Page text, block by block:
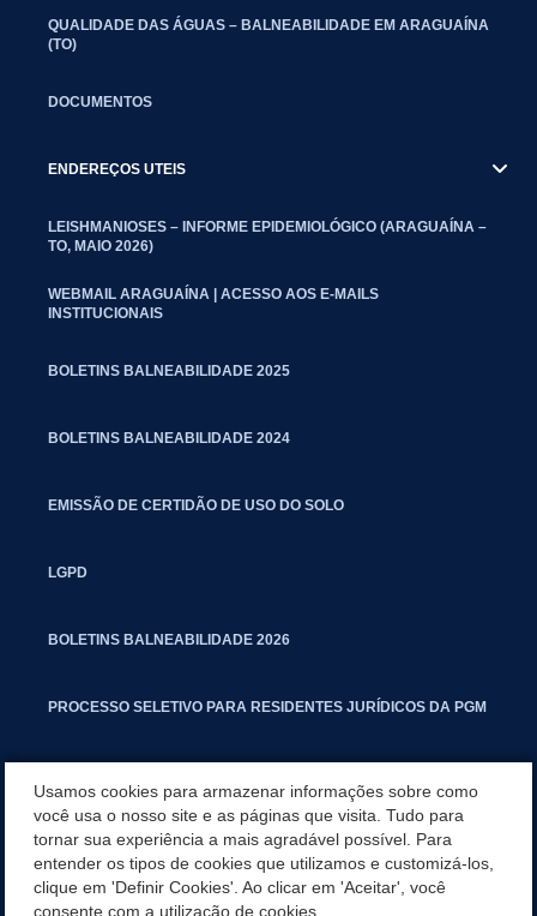
QUALIDADE DAS ÁGUAS – BALNEABILIDADE EM ARAGUAÍNA
(TO)
DOCUMENTOS
ENDEREÇOS UTEIS
LEISHMANIOSES – INFORME EPIDEMIOLÓGICO (ARAGUAÍNA –
TO, MAIO 2026)
WEBMAIL ARAGUAÍNA | ACESSO AOS E-MAILS
INSTITUCIONAIS
BOLETINS BALNEABILIDADE 2025
BOLETINS BALNEABILIDADE 2024
EMISSÃO DE CERTIDÃO DE USO DO SOLO
LGPD
BOLETINS BALNEABILIDADE 2026
PROCESSO SELETIVO PARA RESIDENTES JURÍDICOS DA PGM
MANUAL DE PROCEDIMENTOS IMOBILIÁRIOS SEINFRA
TURMINHA DO LAGO
Usamos cookies para armazenar informações sobre como
você usa o nosso site e as páginas que visita. Tudo para
tornar sua experiência a mais agradável possível. Para
entender os tipos de cookies que utilizamos e customizá-los,
clique em 'Definir Cookies'. Ao clicar em 'Aceitar', você
consente com a utilização de cookies.